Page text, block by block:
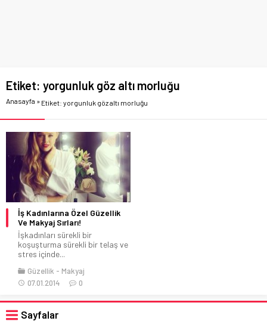
Etiket: yorgunluk göz altı morluğu
Anasayfa » Etiket: yorgunluk göz altı morluğu
İş Kadınlarına Özel Güzellik
Ve Makyaj Sırları!
İşkadınları sürekli bir
koşuşturma sürekli bir telaş ve
stres içinde...
Güzellik
Makyaj
07.01.2014
0
Sayfalar